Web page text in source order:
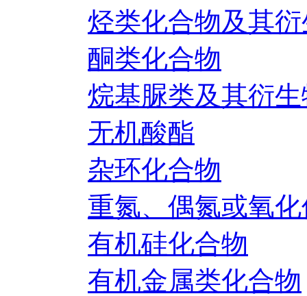
烃类化合物及其
酮类化合物
烷基脲类及其衍
无机酸酯
杂环化合物
重氮、偶氮或氧
有机硅化合物
有机金属类化合物